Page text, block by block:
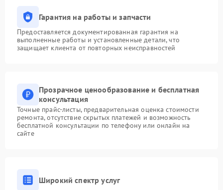
Гарантия на работы и запчасти
Предоставляется документированная гарантия на
выполненные работы и установленные детали, что
защищает клиента от повторных неисправностей
Прозрачное ценообразование и бесплатная
консультация
Точные прайс-листы, предварительная оценка стоимости
ремонта, отсутствие скрытых платежей и возможность
бесплатной консультации по телефону или онлайн на
сайте
Широкий спектр услуг